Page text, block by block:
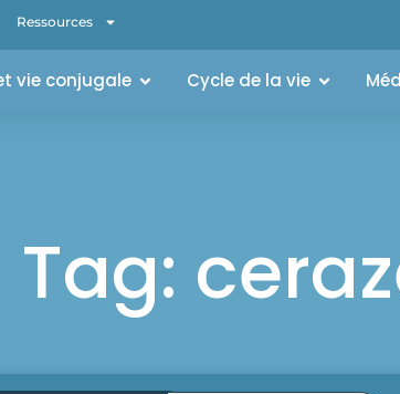
Ressources
vie conjugale Cycle de la vie
Tag: